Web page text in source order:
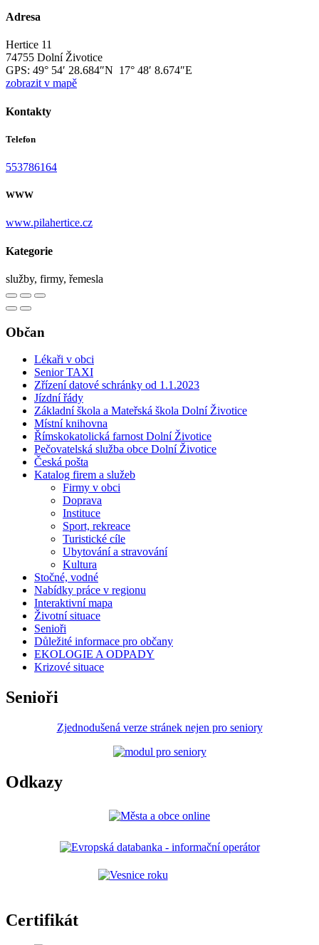
Adresa
Hertice 11
74755 Dolní Životice
GPS: 49° 54′ 28.684″N 17° 48′ 8.674″E
zobrazit v mapě
Kontakty
Telefon
553786164
WWW
www.pilahertice.cz
Kategorie
služby, firmy, řemesla
Občan
Lékaři v obci
Senior TAXI
Zřízení datové schránky od 1.1.2023
Jízdní řády
Základní škola a Mateřská škola Dolní Životice
Místní knihovna
Římskokatolická farnost Dolní Životice
Pečovatelská služba obce Dolní Životice
Česká pošta
Katalog firem a služeb
Firmy v obci
Doprava
Instituce
Sport, rekreace
Turistické cíle
Ubytování a stravování
Kultura
Stočné, vodné
Nabídky práce v regionu
Interaktivní mapa
Životní situace
Senioři
Důležité informace pro občany
EKOLOGIE A ODPADY
Krizové situace
Senioři
Zjednodušená verze stránek nejen pro seniory
Odkazy
Certifikát